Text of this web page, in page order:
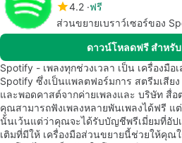
4.2 ฟรี
ส่วนขยายเบราว์เซอร์ของ
ดาวน์โหลดฟรี สำหรั
Spotify - เพลงทุกช่วงเวลา เป็น เครื่องมือ
Spotify ซึ่งเป็นแพลตฟอร์มการ สตรีมเสียง
และพอดคาสต์จากค่ายเพลงและ บริษัท สื่อ
คุณสามารถฟังเพลงหลายพันเพลงได้ฟรี
นั้นเว้นแต่ว่าคุณจะได้รับบัญชีพรีเมี่ยมที่อัป
เติมที่มีให้ เครื่องมือส่วนขยายนี้ช่วยให้คุณ